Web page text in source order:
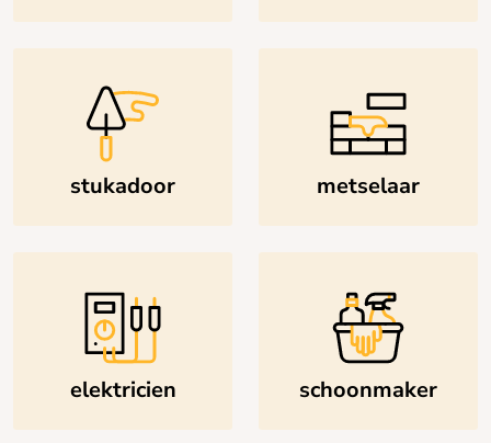
stukadoor metselaar
elektricien schoonmaker